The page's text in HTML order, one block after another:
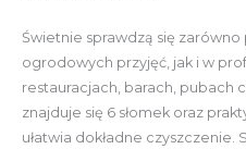
Świetnie sprawdzą się
ogrodowych przyjęć, jak i w
restauracjach, barach, pubach
znajduje się 6 słomek oraz
ułatwia dokładne czyszczenie.